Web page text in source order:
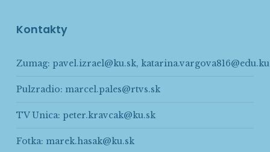
Kontakty
Zumag: pavel.izrael@ku.sk,
Pulzradio: marcel.pales@rtvs.sk
TV Unica: peter.kravcak@ku.sk
Fotka: marek.hasak@ku.sk